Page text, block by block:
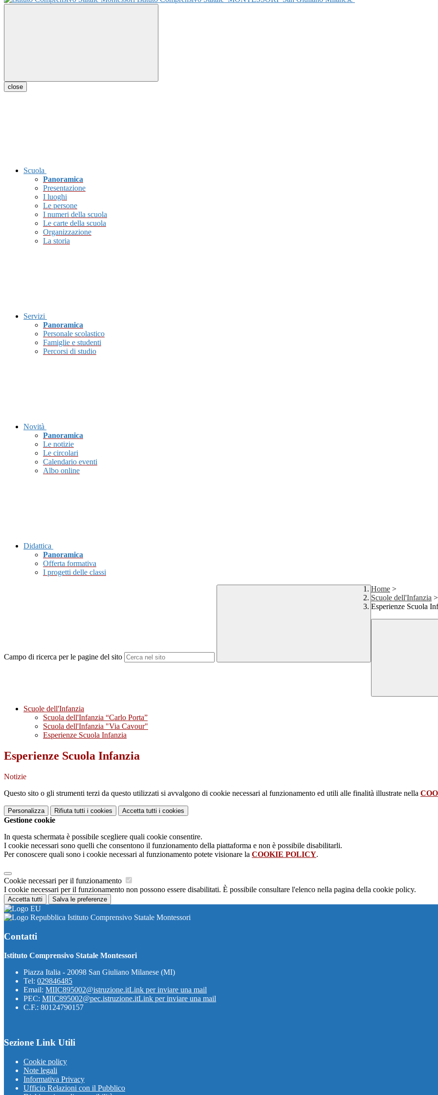
close
Scuola
Panoramica
Presentazione
I luoghi
Le persone
I numeri della scuola
Le carte della scuola
Organizzazione
La storia
Servizi
Panoramica
Personale scolastico
Famiglie e studenti
Percorsi di studio
Novità
Panoramica
Le notizie
Le circolari
Calendario eventi
Albo online
Didattica
Panoramica
Offerta formativa
I progetti delle classi
Campo di ricerca per le pagine del sito
Home >
Scuole dell'Infanzia >
Esperienze Scuola
Scuole dell'Infanzia
Scuola dell'Infanzia “Carlo Porta”
Scuola dell'Infanzia "Via Cavour"
Esperienze Scuola Infanzia
Esperienze Scuola Infanzia
Notizie
Questo sito o gli strumenti terzi da questo utilizzati si avvalgono di cookie necessari al funzionamento ed utili alle finalità illustrate nella
Personalizza Rifiuta tutti i cookies Accetta tutti i cookies
Gestione cookie
In questa schermata è possibile scegliere quali cookie consentire.
I cookie necessari sono quelli che consentono il funzionamento della piattaforma e non è possibile disabilitarli.
Per conoscere quali sono i cookie necessari al funzionamento potete visionare la COOKIE POLICY.
Cookie necessari per il funzionamento
I cookie necessari per il funzionamento non possono essere disabilitati. È possibile consultare l'elenco nella pagina della cookie policy.
Accetta tutti Salva le preferenze
Istituto Comprensivo Statale Montessori
Contatti
Istituto Comprensivo Statale Montessori
Piazza Italia - 20098 San Giuliano Milanese (MI)
Tel: 029846485
Email: MIIC895002@istruzione.itLink per inviare una mail
PEC: MIIC895002@pec.istruzione.itLink per inviare una mail
C.F.: 80124790157
Sezione Link Utili
Cookie policy
Note legali
Informativa Privacy
Ufficio Relazioni con il Pubblico